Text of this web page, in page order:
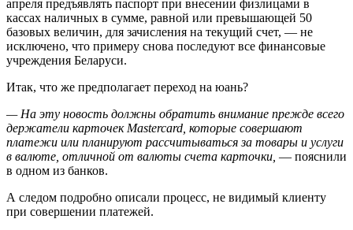
апреля предъявлять паспорт при внесении физлицами в
кассах наличных в сумме, равной или превышающей 50
базовых величин, для зачисления на текущий счет, — не
исключено, что примеру снова последуют все финансовые
учреждения Беларуси.
Итак, что же предполагает переход на юань?
— На эту новость должны обратить внимание прежде всего
держатели карточек Mastercard, которые совершают
платежи или планируют рассчитываться за товары и услуги
в валюте, отличной от валюты счета карточки, — пояснили
в одном из банков.
А следом подробно описали процесс, не видимый клиенту
при совершении платежей.